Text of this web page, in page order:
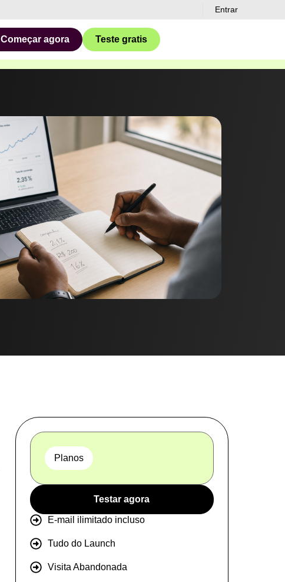
Entrar
Começar agora Teste gratis
Planos
Testar agora
E-mail ilimitado incluso
Tudo do Launch
Visita Abandonada